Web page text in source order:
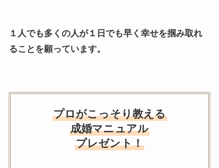
１人でも多くの人が１日でも早く幸せを掴み取れ
ることを願っています。
プロがこっそり教える
成婚マニュアル
プレゼント！